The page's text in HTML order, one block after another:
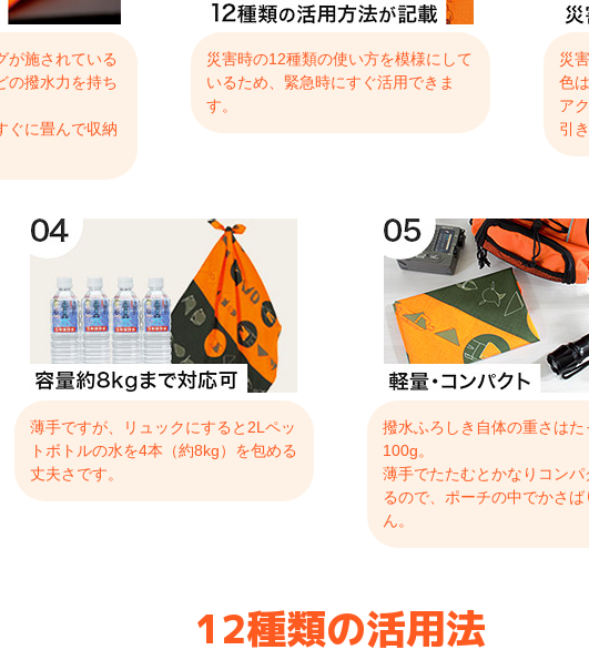
が施されている
の撥水力を持ち
ぐに畳んで収納
災害時の12種類の使い方を模様にして
いるため、緊急時にすぐ活用できま
す。
災
色
ア
引
薄手ですが、リュックにすると2Lペッ
トボトルの水を4本（約8kg）を包める
丈夫さです。
撥水ふろしき自体の重さはた
100g。
薄手でたたむとかなりコンパ
るので、ポーチの中でかさば
ん。
12種類の活用法